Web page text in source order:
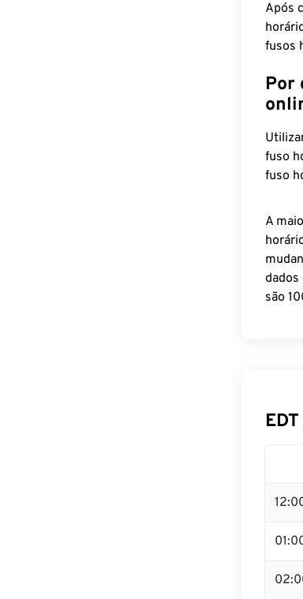
Após
fusos
Por
fuso
fuso
A
dados
são